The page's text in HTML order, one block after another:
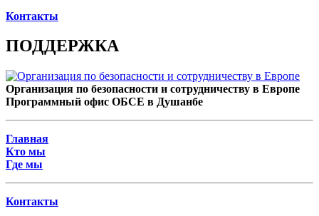
Контакты
ПОДДЕРЖКА
Организация по безопасности и сотрудничеству в Европе
Программный офис ОБСЕ в Душанбе
Главная
Кто мы
Где мы
Контакты